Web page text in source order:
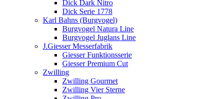
Dick Dark Nitro
Dick Serie 1778
Karl Bahns (Burgvogel)
Burgvogel Natura Line
Burgvogel Juglans Line
J.Giesser Messerfabrik
Giesser Funktionsserie
Giesser Premium Cut
Zwilling
Zwilling Gourmet
Zwilling Vier Sterne